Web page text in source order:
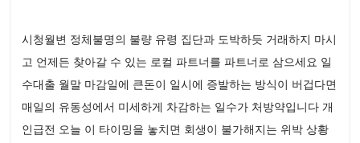
시청월변 정체불명의 불량 유령 집단과 도박하듯 거래하지 마시
고 언제든 찾아갈 수 있는 로컬 파트너를 파트너로 삼으세요 일
수대출 월말 마감일에 큰돈이 일시에 증발하는 방식이 버겁다면
매일의 유동성에서 미세하게 차감하는 일수가 처방약입니다 개
인급전 오늘 이 타이밍을 놓치면 회생이 불가해지는 위박 상황